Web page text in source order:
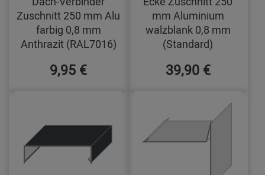
Zuschnitt 250 mm Alu
farbig 0,8 mm
Anthrazit (RAL7016)
9,95 €
mm Aluminium
walzblank 0,8 mm
(Standard)
39,90 €